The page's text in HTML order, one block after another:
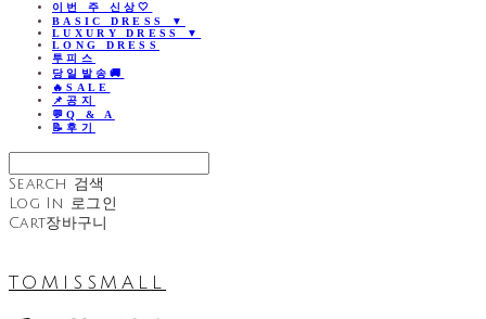
이번 주 신상🤍
BASIC DRESS ▼
LUXURY DRESS ▼
LONG DRESS
투피스
당일발송🚚
🔥SALE
📌공지
💬Q & A
📝후기
Search 검색
Log In 로그인
Cart장바구니
TOMISSMALL